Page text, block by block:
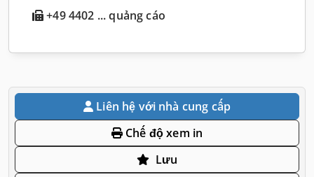
+49 4402 ... quảng cáo
Liên hệ với nhà cung cấp
Chế độ xem in
Lưu